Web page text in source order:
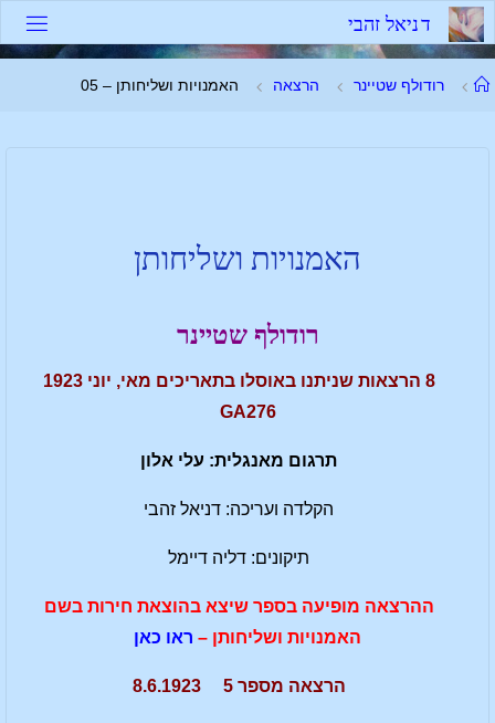
דניאל זהבי
רודולף שטיינר הרצאה האמנויות ושליחותן – 05
האמנויות ושליחותן
רודולף שטיינר
8 הרצאות שניתנו באוסלו בתאריכים מאי, יוני 1923
GA276
תרגום מאנגלית: עלי אלון
הקלדה ועריכה: דניאל זהבי
תיקונים: דליה דיימל
ההרצאה מופיעה בספר שיצא בהוצאת חירות בשם
האמנויות ושליחותן – ראו כאן
הרצאה מספר 5 8.6.1923